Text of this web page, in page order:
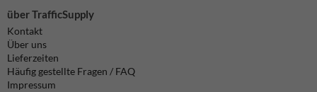
über TrafficSupply
Kontakt
Über uns
Lieferzeiten
Häufig gestellte Fragen / FAQ
Impressum